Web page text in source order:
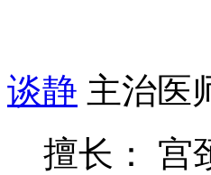
谈静 主治医
擅长： 宫